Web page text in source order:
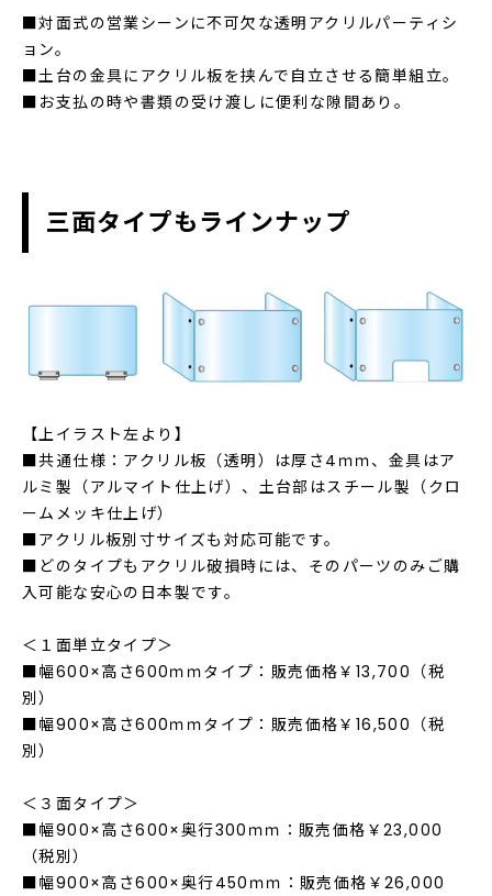
■対面式の営業シーンに不可欠な透明アクリルパーティシ
ョン。
■土台の金具にアクリル板を挟んで自立させる簡単組立。
■お支払の時や書類の受け渡しに便利な隙間あり。
三面タイプもラインナップ
【上イラスト左より】
■共通仕様：アクリル板（透明）は厚さ4ｍｍ、金具はア
ルミ製（アルマイト仕上げ）、土台部はスチール製（クロ
ームメッキ仕上げ）
■アクリル板別寸サイズも対応可能です。
■どのタイプもアクリル破損時には、そのパーツのみご購
入可能な安心の日本製です。
＜１面単立タイプ＞
■幅600×高さ600ｍｍタイプ：販売価格￥13,700（税
別）
■幅900×高さ600ｍｍタイプ：販売価格￥16,500（税
別）
＜３面タイプ＞
■幅900×高さ600×奥行300ｍｍ：販売価格￥23,000
（税別）
■幅900×高さ600×奥行450ｍｍ：販売価格￥26,000